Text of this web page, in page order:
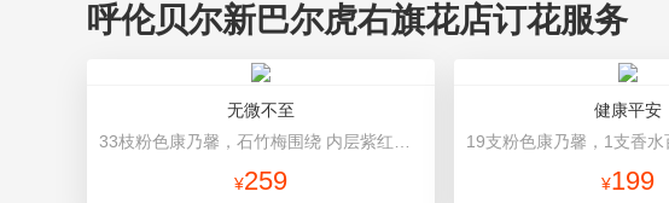
呼伦贝尔新巴尔虎右旗花店订花服务
无微不至
¥259
健康平安
¥199